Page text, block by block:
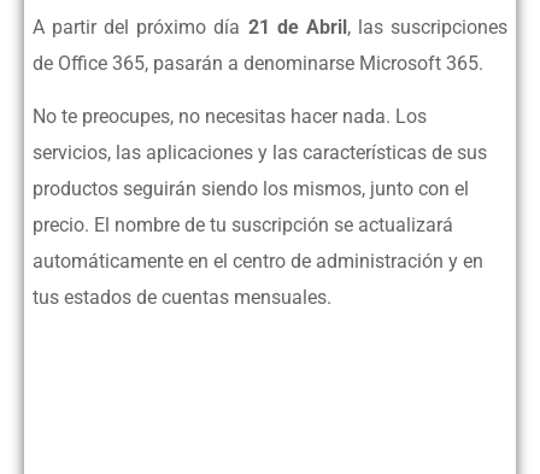
A partir del próximo día 21 de Abril, las suscripciones
de Office 365, pasarán a denominarse Microsoft 365.
No te preocupes, no necesitas hacer nada. Los
servicios, las aplicaciones y las características de sus
productos seguirán siendo los mismos, junto con el
precio. El nombre de tu suscripción se actualizará
automáticamente en el centro de administración y en
tus estados de cuentas mensuales.